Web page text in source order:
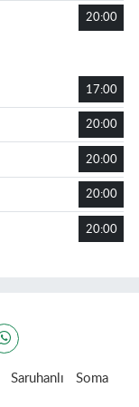
20:00
17:00
20:00
20:00
20:00
20:00
Saruhanlı
Soma